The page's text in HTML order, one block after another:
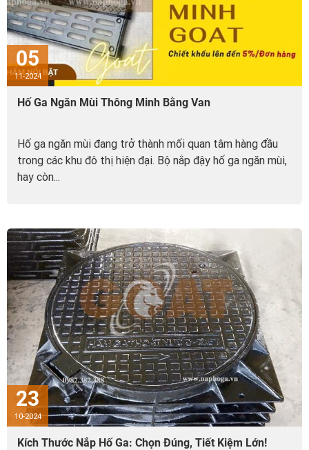
05
11-2024
Hố Ga Ngăn Mùi Thông Minh Bằng Van
Hố ga ngăn mùi đang trở thành mối quan tâm hàng đầu
trong các khu đô thị hiện đại. Bộ nắp đậy hố ga ngăn mùi,
hay còn...
23
10-2024
Kích Thước Nắp Hố Ga: Chọn Đúng, Tiết Kiệm Lớn!